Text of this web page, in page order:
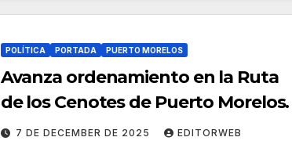
POLÍTICA PORTADA PUERTO MORELOS
Avanza ordenamiento en la Ruta
de los Cenotes de Puerto Morelos.
7 DE DECEMBER DE 2025 EDITORWEB